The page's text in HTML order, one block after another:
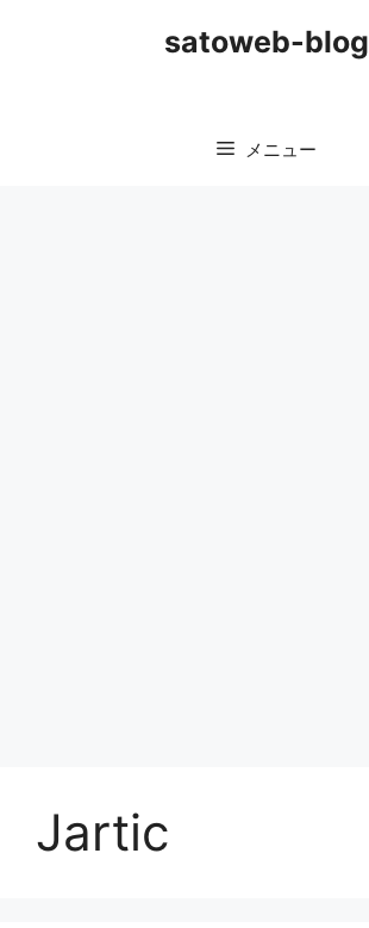
satoweb-blog
メニュー
Jartic